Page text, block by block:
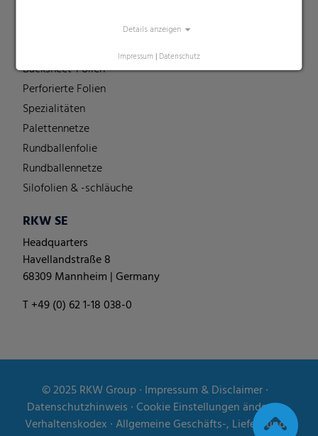
Details anzeigen
Impressum | Datenschutz
Backsheet-Folien
Perforierte Folien
Spezialitäten
Palettennetze
Rundballenfolie
Rundballennetze
Silofolien & -schläuche
RKW SE
Headquarters
Havellandstraße 8
68309 Mannheim | Germany
T +49 (0) 62 1-18 038-0
© 2025RKW Group∙ Impressum & Disclaimer∙
Datenschutzhinweis ∙Cookie Einstellungen ändern∙
Verhaltenskodex ∙Allgemeine Geschäfts-, Liefer- und